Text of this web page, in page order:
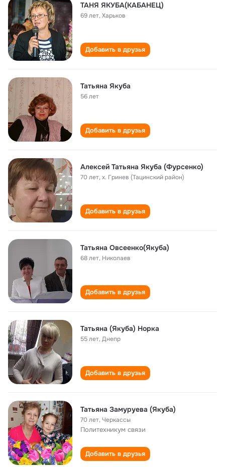
ТАНЯ ЯКУБА(КАБАНЕЦ)
69 лет,Харьков
Добавить в друзья
Татьяна Якуба
56 лет
Добавить в друзья
Алексей Татьяна Якуба (Фурсенко)
70 лет,х. Гринев (Тацинский район)
Добавить в друзья
Татьяна Овсеенко(Якуба)
68 лет, Николаев
Добавить в друзья
Татьяна (Якуба) Норка
55 лет,Днепр
Добавить в друзья
Татьяна Замуруева (Якуба)
70 лет,Черкассы
Политехникум связи
Добавить в друзья